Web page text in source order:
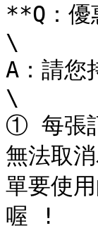
**Q：
\
A：請
\
① 每張
無法取
單要使
喔 !